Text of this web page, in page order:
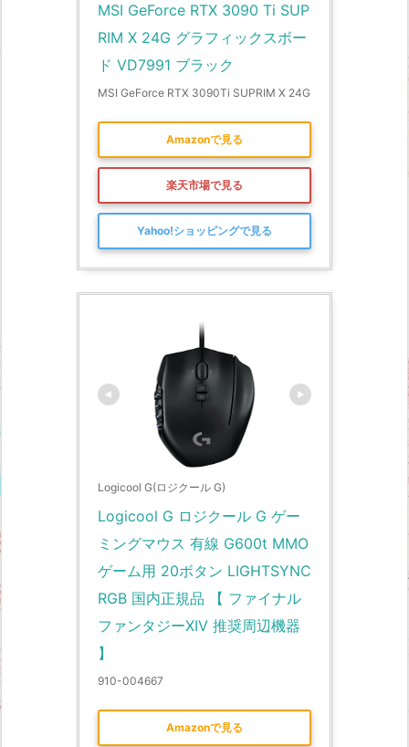
MSI GeForce RTX 3090 Ti SUP
RIM X 24G グラフィックスボー
ド VD7991 ブラック
MSI GeForce RTX 3090Ti SUPRIM X 24G
Amazonで見る
楽天市場で見る
Yahoo!ショッピングで見る
Logicool G(ロジクール G)
Logicool G ロジクール G ゲー
ミングマウス 有線 G600t MMO
ゲーム用 20ボタン LIGHTSYNC
RGB 国内正規品 【 ファイナル
ファンタジーXIV 推奨周辺機器
】
910-004667
Amazonで見る